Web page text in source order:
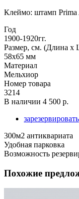
Клеймо: штамп Prima
Год
1900-1920гг.
Размер, см. (Длина
58х65 мм
Материал
Мельхиор
Номер товара
3214
В наличии 4 500 р.
зарезервировать
300м2 антиквариата
Удобная парковка
Возможность
Похожие